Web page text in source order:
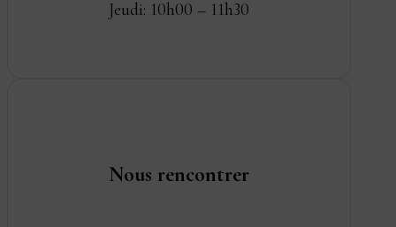
Jeudi: 10h00 – 11h30
Nous rencontrer